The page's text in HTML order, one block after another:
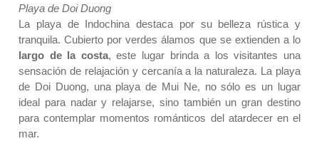
Playa de Doi Duong
La playa de Indochina destaca por su belleza rústica y
tranquila. Cubierto por verdes álamos que se extienden a lo
largo de la costa, este lugar brinda a los visitantes una
sensación de relajación y cercanía a la naturaleza. La playa
de Doi Duong, una playa de Mui Ne, no sólo es un lugar
ideal para nadar y relajarse, sino también un gran destino
para contemplar momentos románticos del atardecer en el
mar.